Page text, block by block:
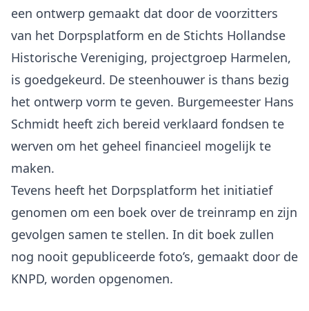
een ontwerp gemaakt dat door de voorzitters
van het Dorpsplatform en de Stichts Hollandse
Historische Vereniging, projectgroep Harmelen,
is goedgekeurd. De steenhouwer is thans bezig
het ontwerp vorm te geven. Burgemeester Hans
Schmidt heeft zich bereid verklaard fondsen te
werven om het geheel financieel mogelijk te
maken.
Tevens heeft het Dorpsplatform het initiatief
genomen om een boek over de treinramp en zijn
gevolgen samen te stellen. In dit boek zullen
nog nooit gepubliceerde foto’s, gemaakt door de
KNPD, worden opgenomen.